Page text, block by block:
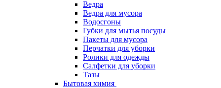
Ведра
Ведра для мусора
Водосгоны
Губки для мытья посуды
Пакеты для мусора
Перчатки для уборки
Ролики для одежды
Салфетки для уборки
Тазы
Бытовая химия